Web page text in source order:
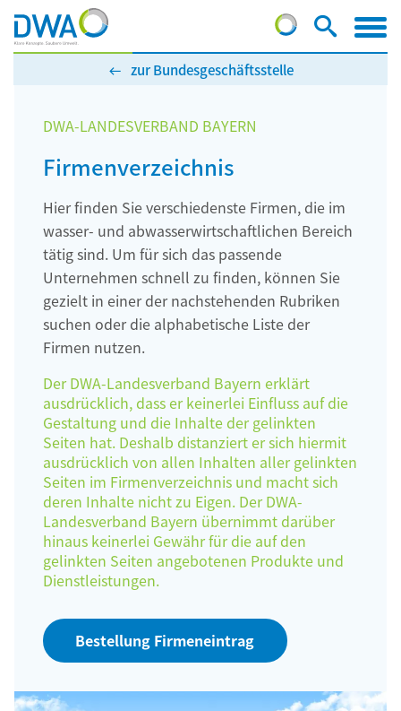
zur Bundesgeschäftsstelle
DWA-LANDESVERBAND BAYERN
Firmenverzeichnis
Hier finden Sie verschiedenste Firmen, die im
wasser- und abwasserwirtschaftlichen Bereich
tätig sind. Um für sich das passende
Unternehmen schnell zu finden, können Sie
gezielt in einer der nachstehenden Rubriken
suchen oder die alphabetische Liste der
Firmen nutzen.
Der DWA-Landesverband Bayern erklärt
ausdrücklich, dass er keinerlei Einfluss auf die
Gestaltung und die Inhalte der gelinkten
Seiten hat. Deshalb distanziert er sich hiermit
ausdrücklich von allen Inhalten aller gelinkten
Seiten im Firmenverzeichnis und macht sich
deren Inhalte nicht zu Eigen. Der DWA-
Landesverband Bayern übernimmt darüber
hinaus keinerlei Gewähr für die auf den
gelinkten Seiten angebotenen Produkte und
Dienstleistungen.
Bestellung Firmeneintrag